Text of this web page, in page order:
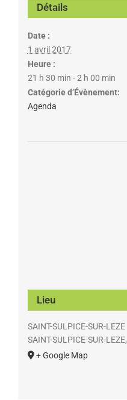
Détails
Date :
1 avril 2017
Heure :
21 h 30 min - 2 h 00 min
Catégorie d’Évènement:
Agenda
Lieu
SAINT-SULPICE-SUR-LEZE
SAINT-SULPICE-SUR-LEZE,
+ Google Map